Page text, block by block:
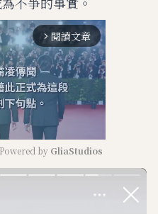
arrow_forward_ios 閱讀文章
M
Powered by GliaStudios